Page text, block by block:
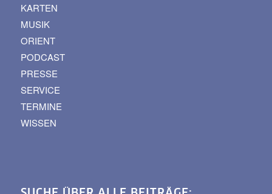
KARTEN
MUSIK
ORIENT
PODCAST
PRESSE
SERVICE
TERMINE
WISSEN